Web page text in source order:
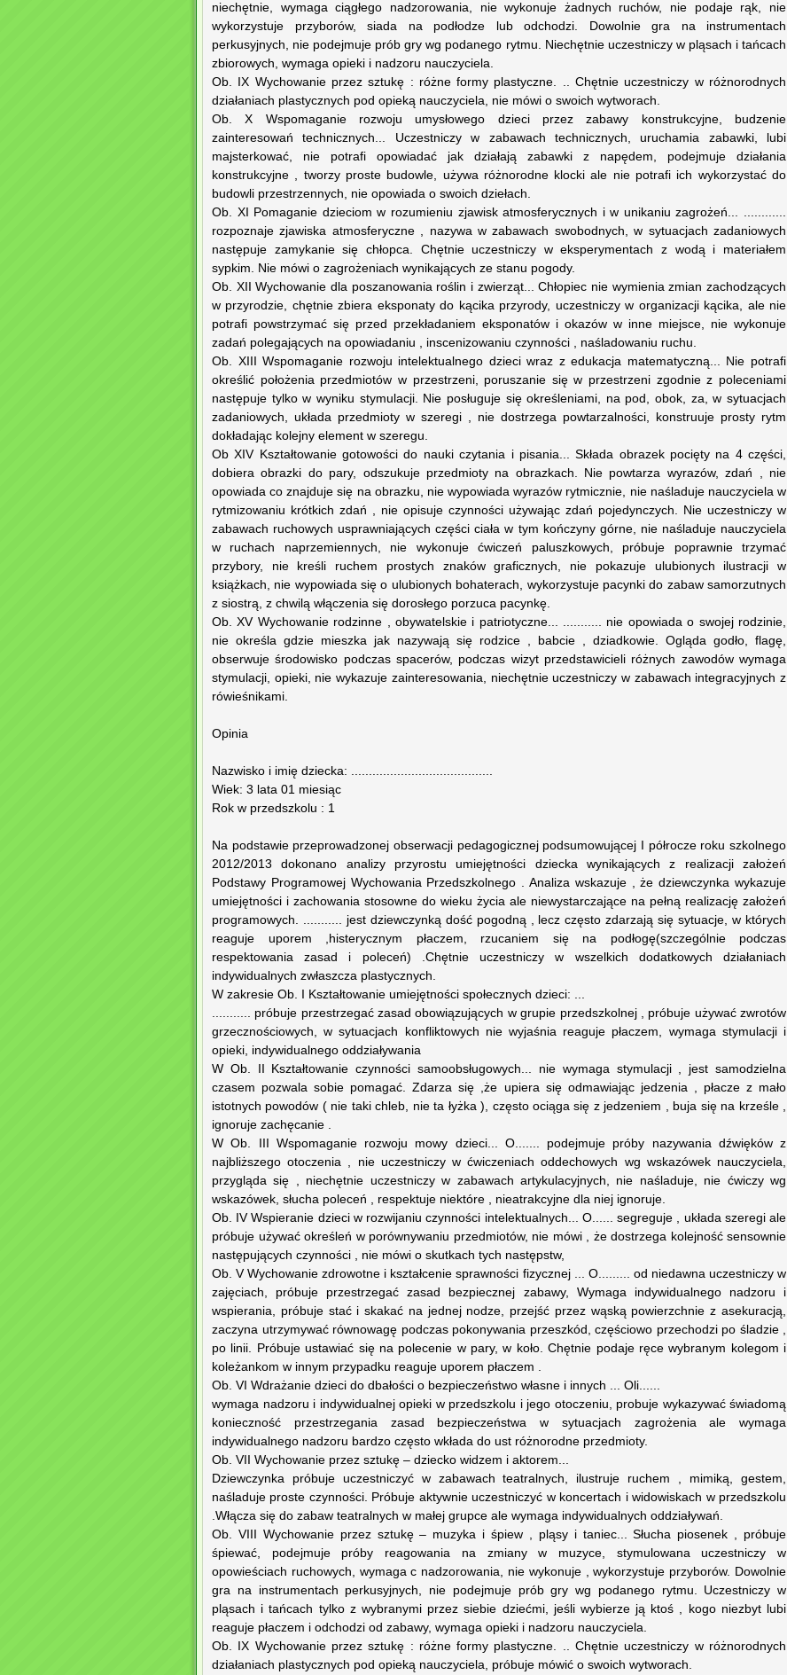
niechętnie, wymaga ciągłego nadzorowania, nie wykonuje żadnych ruchów, nie podaje rąk, nie
wykorzystuje przyborów, siada na podłodze lub odchodzi. Dowolnie gra na instrumentach
perkusyjnych, nie podejmuje prób gry wg podanego rytmu. Niechętnie uczestniczy w pląsach i tańcach
zbiorowych, wymaga opieki i nadzoru nauczyciela.
Ob. IX Wychowanie przez sztukę : różne formy plastyczne. .. Chętnie uczestniczy w różnorodnych
działaniach plastycznych pod opieką nauczyciela, nie mówi o swoich wytworach.
Ob. X Wspomaganie rozwoju umysłowego dzieci przez zabawy konstrukcyjne, budzenie
zainteresowań technicznych... Uczestniczy w zabawach technicznych, uruchamia zabawki, lubi
majsterkować, nie potrafi opowiadać jak działają zabawki z napędem, podejmuje działania
konstrukcyjne , tworzy proste budowle, używa różnorodne klocki ale nie potrafi ich wykorzystać do
budowli przestrzennych, nie opowiada o swoich dziełach.
Ob. XI Pomaganie dzieciom w rozumieniu zjawisk atmosferycznych i w unikaniu zagrożeń... ............
rozpoznaje zjawiska atmosferyczne , nazywa w zabawach swobodnych, w sytuacjach zadaniowych
następuje zamykanie się chłopca. Chętnie uczestniczy w eksperymentach z wodą i materiałem
sypkim. Nie mówi o zagrożeniach wynikających ze stanu pogody.
Ob. XII Wychowanie dla poszanowania roślin i zwierząt... Chłopiec nie wymienia zmian zachodzących
w przyrodzie, chętnie zbiera eksponaty do kącika przyrody, uczestniczy w organizacji kącika, ale nie
potrafi powstrzymać się przed przekładaniem eksponatów i okazów w inne miejsce, nie wykonuje
zadań polegających na opowiadaniu , inscenizowaniu czynności , naśladowaniu ruchu.
Ob. XIII Wspomaganie rozwoju intelektualnego dzieci wraz z edukacja matematyczną... Nie potrafi
określić położenia przedmiotów w przestrzeni, poruszanie się w przestrzeni zgodnie z poleceniami
następuje tylko w wyniku stymulacji. Nie posługuje się określeniami, na pod, obok, za, w sytuacjach
zadaniowych, układa przedmioty w szeregi , nie dostrzega powtarzalności, konstruuje prosty rytm
dokładając kolejny element w szeregu.
Ob XIV Kształtowanie gotowości do nauki czytania i pisania... Składa obrazek pocięty na 4 części,
dobiera obrazki do pary, odszukuje przedmioty na obrazkach. Nie powtarza wyrazów, zdań , nie
opowiada co znajduje się na obrazku, nie wypowiada wyrazów rytmicznie, nie naśladuje nauczyciela w
rytmizowaniu krótkich zdań , nie opisuje czynności używając zdań pojedynczych. Nie uczestniczy w
zabawach ruchowych usprawniających części ciała w tym kończyny górne, nie naśladuje nauczyciela
w ruchach naprzemiennych, nie wykonuje ćwiczeń paluszkowych, próbuje poprawnie trzymać
przybory, nie kreśli ruchem prostych znaków graficznych, nie pokazuje ulubionych ilustracji w
książkach, nie wypowiada się o ulubionych bohaterach, wykorzystuje pacynki do zabaw samorzutnych
z siostrą, z chwilą włączenia się dorosłego porzuca pacynkę.
Ob. XV Wychowanie rodzinne , obywatelskie i patriotyczne... ........... nie opowiada o swojej rodzinie,
nie określa gdzie mieszka jak nazywają się rodzice , babcie , dziadkowie. Ogląda godło, flagę,
obserwuje środowisko podczas spacerów, podczas wizyt przedstawicieli różnych zawodów wymaga
stymulacji, opieki, nie wykazuje zainteresowania, niechętnie uczestniczy w zabawach integracyjnych z
rówieśnikami.
Opinia
Nazwisko i imię dziecka: ........................................
Wiek: 3 lata 01 miesiąc
Rok w przedszkolu : 1
Na podstawie przeprowadzonej obserwacji pedagogicznej podsumowującej I półrocze roku szkolnego
2012/2013 dokonano analizy przyrostu umiejętności dziecka wynikających z realizacji założeń
Podstawy Programowej Wychowania Przedszkolnego . Analiza wskazuje , że dziewczynka wykazuje
umiejętności i zachowania stosowne do wieku życia ale niewystarczające na pełną realizację założeń
programowych. ........... jest dziewczynką dość pogodną , lecz często zdarzają się sytuacje, w których
reaguje uporem ,histerycznym płaczem, rzucaniem się na podłogę(szczególnie podczas
respektowania zasad i poleceń) .Chętnie uczestniczy w wszelkich dodatkowych działaniach
indywidualnych zwłaszcza plastycznych.
W zakresie Ob. I Kształtowanie umiejętności społecznych dzieci: ...
........... próbuje przestrzegać zasad obowiązujących w grupie przedszkolnej , próbuje używać zwrotów
grzecznościowych, w sytuacjach konfliktowych nie wyjaśnia reaguje płaczem, wymaga stymulacji i
opieki, indywidualnego oddziaływania
W Ob. II Kształtowanie czynności samoobsługowych... nie wymaga stymulacji , jest samodzielna
czasem pozwala sobie pomagać. Zdarza się ,że upiera się odmawiając jedzenia , płacze z mało
istotnych powodów ( nie taki chleb, nie ta łyżka ), często ociąga się z jedzeniem , buja się na krześle ,
ignoruje zachęcanie .
W Ob. III Wspomaganie rozwoju mowy dzieci... O....... podejmuje próby nazywania dźwięków z
najbliższego otoczenia , nie uczestniczy w ćwiczeniach oddechowych wg wskazówek nauczyciela,
przygląda się , niechętnie uczestniczy w zabawach artykulacyjnych, nie naśladuje, nie ćwiczy wg
wskazówek, słucha poleceń , respektuje niektóre , nieatrakcyjne dla niej ignoruje.
Ob. IV Wspieranie dzieci w rozwijaniu czynności intelektualnych... O...... segreguje , układa szeregi ale
próbuje używać określeń w porównywaniu przedmiotów, nie mówi , że dostrzega kolejność sensownie
następujących czynności , nie mówi o skutkach tych następstw,
Ob. V Wychowanie zdrowotne i kształcenie sprawności fizycznej ... O......... od niedawna uczestniczy w
zajęciach, próbuje przestrzegać zasad bezpiecznej zabawy, Wymaga indywidualnego nadzoru i
wspierania, próbuje stać i skakać na jednej nodze, przejść przez wąską powierzchnie z asekuracją,
zaczyna utrzymywać równowagę podczas pokonywania przeszkód, częściowo przechodzi po śladzie ,
po linii. Próbuje ustawiać się na polecenie w pary, w koło. Chętnie podaje ręce wybranym kolegom i
koleżankom w innym przypadku reaguje uporem płaczem .
Ob. VI Wdrażanie dzieci do dbałości o bezpieczeństwo własne i innych ... Oli......
wymaga nadzoru i indywidualnej opieki w przedszkolu i jego otoczeniu, probuje wykazywać świadomą
konieczność przestrzegania zasad bezpieczeństwa w sytuacjach zagrożenia ale wymaga
indywidualnego nadzoru bardzo często wkłada do ust różnorodne przedmioty.
Ob. VII Wychowanie przez sztukę – dziecko widzem i aktorem...
Dziewczynka próbuje uczestniczyć w zabawach teatralnych, ilustruje ruchem , mimiką, gestem,
naśladuje proste czynności. Próbuje aktywnie uczestniczyć w koncertach i widowiskach w przedszkolu
.Włącza się do zabaw teatralnych w małej grupce ale wymaga indywidualnych oddziaływań.
Ob. VIII Wychowanie przez sztukę – muzyka i śpiew , pląsy i taniec... Słucha piosenek , próbuje
śpiewać, podejmuje próby reagowania na zmiany w muzyce, stymulowana uczestniczy w
opowieściach ruchowych, wymaga c nadzorowania, nie wykonuje , wykorzystuje przyborów. Dowolnie
gra na instrumentach perkusyjnych, nie podejmuje prób gry wg podanego rytmu. Uczestniczy w
pląsach i tańcach tylko z wybranymi przez siebie dziećmi, jeśli wybierze ją ktoś , kogo niezbyt lubi
reaguje płaczem i odchodzi od zabawy, wymaga opieki i nadzoru nauczyciela.
Ob. IX Wychowanie przez sztukę : różne formy plastyczne. .. Chętnie uczestniczy w różnorodnych
działaniach plastycznych pod opieką nauczyciela, próbuje mówić o swoich wytworach.